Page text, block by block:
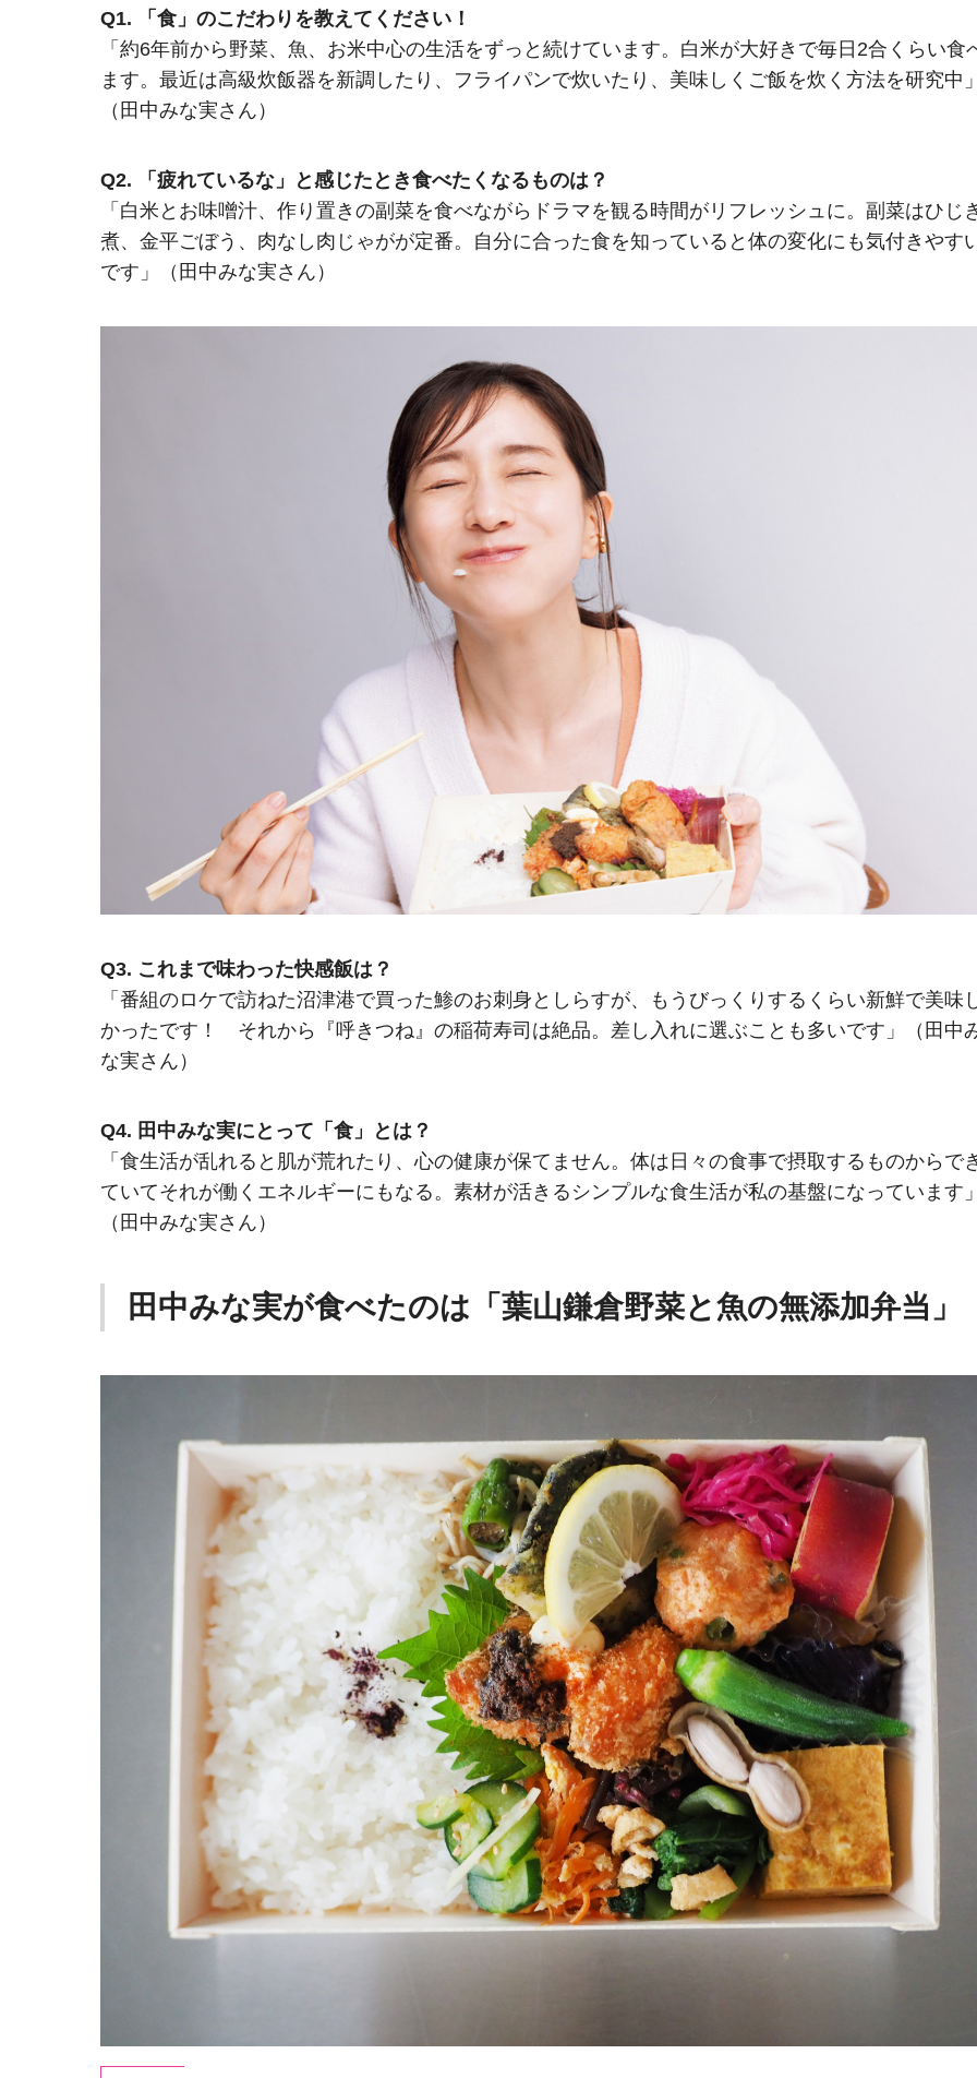
Q1. 「食」のこだわりを教えてください！
「約6年前から野菜、魚、お米中心の生活をずっと続けています。白米が大好きで毎日2合くらい食
ます。最近は高級炊飯器を新調したり、フライパンで炊いたり、美味しくご飯を炊く方法を研究中
（田中みな実さん）
Q2. 「疲れているな」と感じたとき食べたくなるものは？
「白米とお味噌汁、作り置きの副菜を食べながらドラマを観る時間がリフレッシュに。副菜はひじ
煮、金平ごぼう、肉なし肉じゃがが定番。自分に合った食を知っていると体の変化にも気付きやす
です」（田中みな実さん）
Q3. これまで味わった快感飯は？
「番組のロケで訪ねた沼津港で買った鯵のお刺身としらすが、もうびっくりするくらい新鮮で美味
かったです！ それから『呼きつね』の稲荷寿司は絶品。差し入れに選ぶことも多いです」（田中
な実さん）
Q4. 田中みな実にとって「食」とは？
「食生活が乱れると肌が荒れたり、心の健康が保てません。体は日々の食事で摂取するものからで
ていてそれが働くエネルギーにもなる。素材が活きるシンプルな食生活が私の基盤になっています
（田中みな実さん）
田中みな実が食べたのは「葉山鎌倉野菜と魚の無添加弁当」